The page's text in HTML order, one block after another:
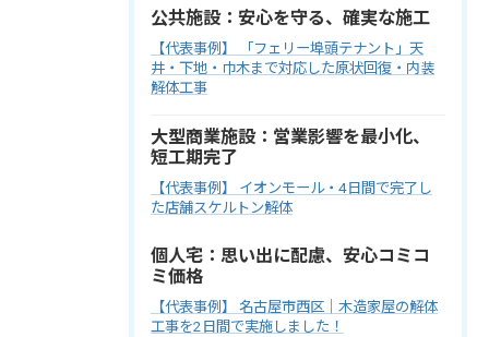
公共施設：安心を守る、確実な施工
【代表事例】 「フェリー埠頭テナント」天
井・下地・巾木まで対応した原状回復・内装
解体工事
大型商業施設：営業影響を最小化、
短工期完了
【代表事例】 イオンモール・4日間で完了し
た店舗スケルトン解体
個人宅：思い出に配慮、安心コミコ
ミ価格
【代表事例】 名古屋市西区｜木造家屋の解体
工事を2日間で実施しました！